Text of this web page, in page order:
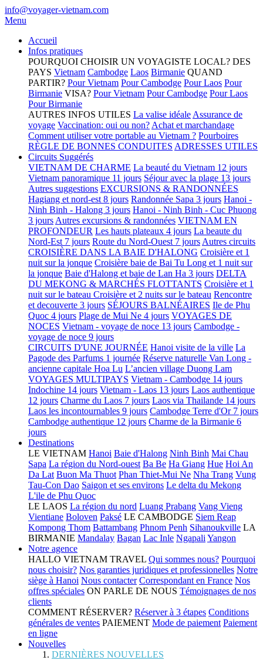
info@voyager-vietnam.com
Menu
Accueil
Infos pratiques
POURQUOI CHOISIR UN VOYAGISTE LOCAL? DES
PAYS Vietnam Cambodge Laos Birmanie QUAND
PARTIR? Pour Vietnam Pour Cambodge Pour Laos Pour
Birmanie VISA? Pour Vietnam Pour Cambodge Pour Laos
Pour Birmanie
AUTRES INFOS UTILES La valise idéale Assurance de
voyage Vaccination: oui ou non? Achat et marchandage
Comment utiliser votre portable au Vietnam ? Pourboires
RÈGLE DE BONNES CONDUITES ADRESSES UTILES
Circuits Suggérés
VIETNAM DE CHARME La beauté du Vietnam 12 jours
Vietnam panoramique 11 jours Séjour avec la plage 13 jours
Autres suggestions EXCURSIONS & RANDONNÉES
Hagiang et nord-est 8 jours Randonnée Sapa 3 jours Hanoi -
Ninh Binh - Halong 3 jours Hanoi - Ninh Binh - Cuc Phuong
3 jours Autres excursions & randonnées VIETNAM EN
PROFONDEUR Les hauts plateaux 4 jours La beaute du
Nord-Est 7 jours Route du Nord-Ouest 7 jours Autres circuits
CROISIÈRE DANS LA BAIE D'HALONG Croisière et 1
nuit sur la jonque Croisière baie de Bai Tu Long et 1 nuit sur
la jonque Baie d'Halong et baie de Lan Ha 3 jours DELTA
DU MEKONG & MARCHÉS FLOTTANTS Croisière et 1
nuit sur le bateau Croisière et 2 nuits sur le bateau Rencontre
et decouverte 3 jours SÉJOURS BALNÉAIRES Ile de Phu
Quoc 4 jours Plage de Mui Ne 4 jours VOYAGES DE
NOCES Vietnam - voyage de noce 13 jours Cambodge -
voyage de noce 9 jours
CIRCUITS D'UNE JOURNÉE Hanoi visite de la ville La
Pagode des Parfums 1 journée Réserve naturelle Van Long -
ancienne capitale Hoa Lu L’ancien village Duong Lam
VOYAGES MULTIPAYS Vietnam - Cambodge 14 jours
Indochine 14 jours Vietnam - Laos 13 jours Laos authentique
12 jours Charme du Laos 7 jours Laos via Thailande 14 jours
Laos les incontournables 9 jours Cambodge Terre d'Or 7 jours
Cambodge authentique 12 jours Charme de la Birmanie 6
jours
Destinations
LE VIETNAM Hanoi Baie d'Halong Ninh Binh Mai Chau
Sapa La région du Nord-ouest Ba Be Ha Giang Hue Hoi An
Da Lat Buon Ma Thuot Phan Thiet-Mui Ne Nha Trang Vung
Tau-Con Dao Saigon et ses environs Le delta du Mekong
L'ile de Phu Quoc
LE LAOS La région du nord Luang Prabang Vang Vieng
Vientiane Boloven Paksé LE CAMBODGE Siem Reap
Kompong Thom Battambang Phnom Penh Sihanoukville LA
BIRMANIE Mandalay Bagan Lac Inle Ngapali Yangon
Notre agence
HALLO VIETNAM TRAVEL Qui sommes nous? Pourquoi
nous choisir? Nos garanties juridiques et professionelles Notre
siège à Hanoi Nous contacter Correspondant en France Nos
offres spéciales ON PARLE DE NOUS Témoignages de nos
clients
COMMENT RÉSERVER? Réserver à 3 étapes Conditions
générales de ventes PAIEMENT Mode de paiement Paiement
en ligne
Nouvelles
DERNIÈRES NOUVELLES